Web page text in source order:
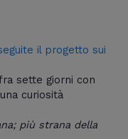
il progetto sui
sette giorni con
curiosità
più strana della